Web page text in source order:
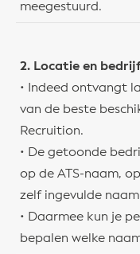
meegestuurd.
2. Locatie en
• Indeed ontvangt
van de beste
Recruition.
• De getoonde
op de ATS-naam,
zelf ingevulde
• Daarmee kun je
bepalen welke